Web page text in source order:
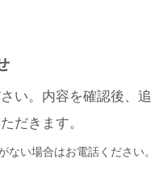
い。内容を確認後、追
だきます。
い場合はお電話ください。